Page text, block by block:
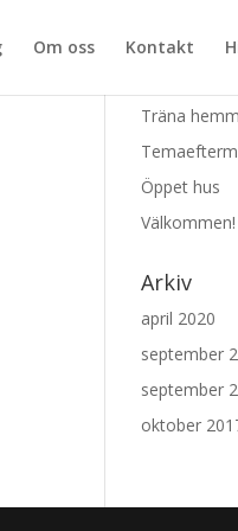
Om oss Kontakt
Träna
Öppet hus
Välkommen!
Arkiv
april 2020
september
september
oktober